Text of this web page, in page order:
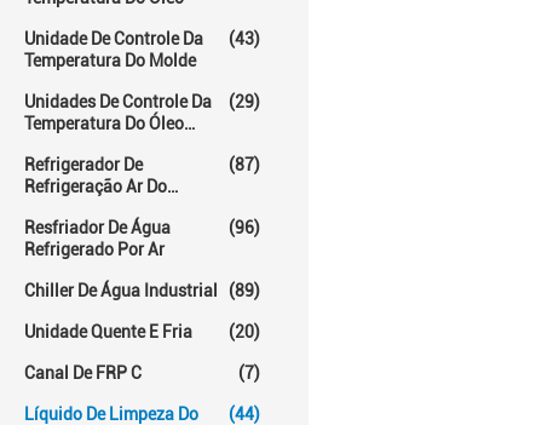
Unidade De Controle Da
Temperatura Do Molde
(43)
Unidades De Controle Da
Temperatura Do Óleo
(29)
Refrigerador De
Refrigeração Ar Do
(87)
Resfriador De Água
Refrigerado Por Ar
(96)
Chiller De Água Industrial (89)
Unidade Quente E Fria (20)
Canal De FRP C (7)
Líquido De Limpeza Do
(44)